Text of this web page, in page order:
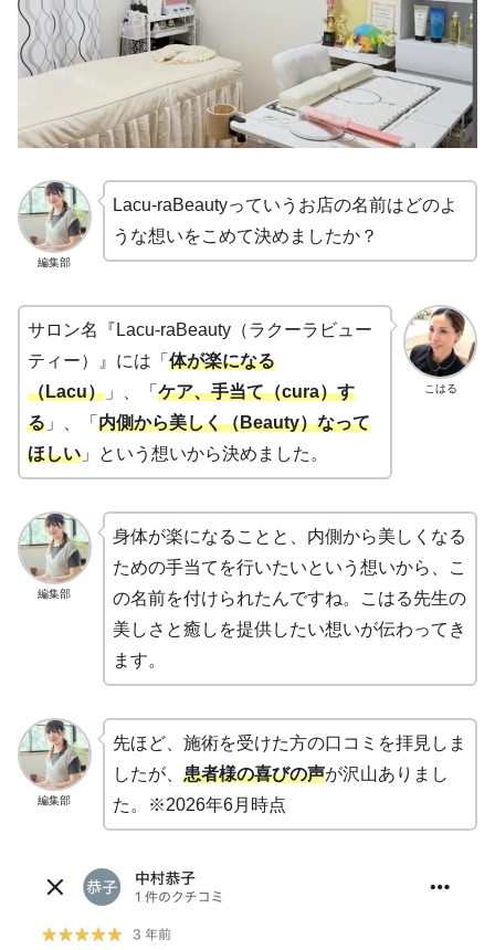
編集部
Lacu-raBeautyっていうお店の名前はどのよ
うな想いをこめて決めましたか？
こはる
サロン名『Lacu-raBeauty（ラクーラビュー
ティー）』には「 体が楽になる
（Lacu） 」、「 ケア、手当て（cura）す
る 」、「 内側から美しく（Beauty）なって
ほしい 」という想いから決めました。
編集部
身体が楽になることと、内側から美しくなる
ための手当てを行いたいという想いから、こ
の名前を付けられたんですね。こはる先生の
美しさと癒しを提供したい想いが伝わってき
ます。
編集部
先ほど、施術を受けた方の口コミを拝見しま
したが、 患者様の喜びの声が沢山ありまし
た。※2026年6月時点